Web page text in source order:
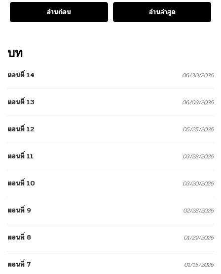
อ่านก่อน
อ่านล่าสุด
บท
ตอนที่ 14 06/30/2026
ตอนที่ 13 06/09/2026
ตอนที่ 12 05/25/2026
ตอนที่ 11 03/28/2026
ตอนที่ 10 03/20/2026
ตอนที่ 9 02/28/2026
ตอนที่ 8 01/29/2026
ตอนที่ 7 01/15/2026